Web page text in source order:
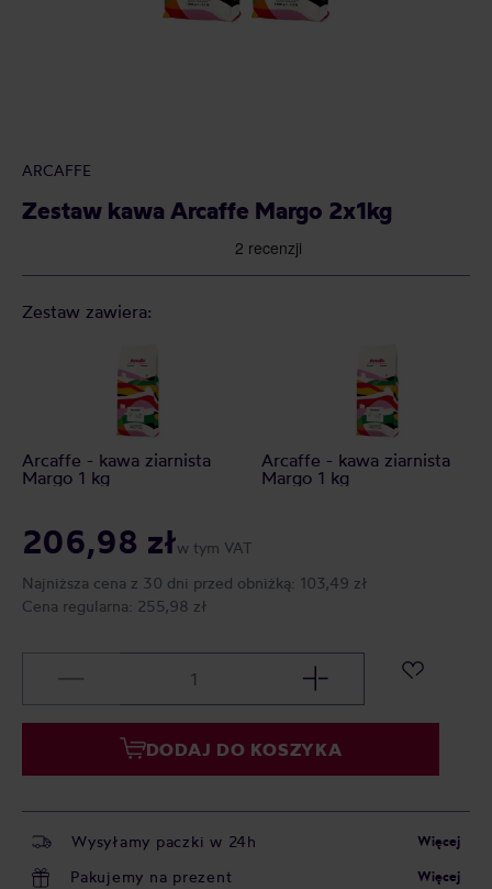
ARCAFFE
Zestaw kawa Arcaffe Margo 2x1kg
Zestaw zawiera:
Arcaffe - kawa ziarnista
Margo 1 kg
Arcaffe - kawa ziarnista
Margo 1 kg
206,98 złw tym VAT
Najniższa cena z 30 dni przed obniżką: 103,49 zł
Cena regularna: 255,98 zł
DODAJ DO KOSZYKA
Wysyłamy paczki w 24h Więcej
Pakujemy na prezent Więcej